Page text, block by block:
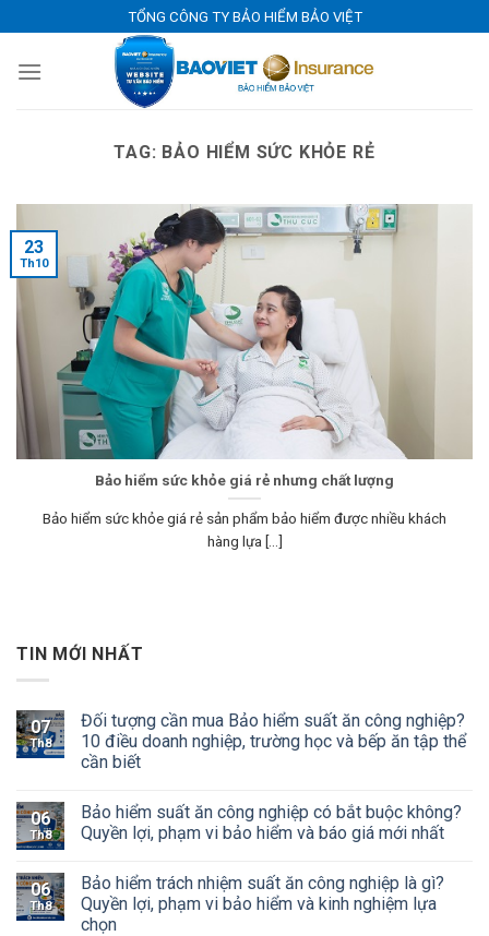
to
content
TỔNG CÔNG TY BẢO HIỂM BẢO VIỆT
TAG: BẢO HIỂM SỨC KHỎE RẺ
Bảo hiểm sức khỏe giá rẻ nhưng chất lượng
Bảo hiểm sức khỏe giá rẻ sản phẩm bảo hiểm được nhiều khách
hàng lựa [...]
23
Th10
TIN MỚI NHẤT
07
Th8
Đối tượng cần mua Bảo hiểm suất ăn công nghiệp?
10 điều doanh nghiệp, trường học và bếp ăn tập thể
cần biết
06
Th8
Bảo hiểm suất ăn công nghiệp có bắt buộc không?
Quyền lợi, phạm vi bảo hiểm và báo giá mới nhất
06
Th8
Bảo hiểm trách nhiệm suất ăn công nghiệp là gì?
Quyền lợi, phạm vi bảo hiểm và kinh nghiệm lựa
chọn